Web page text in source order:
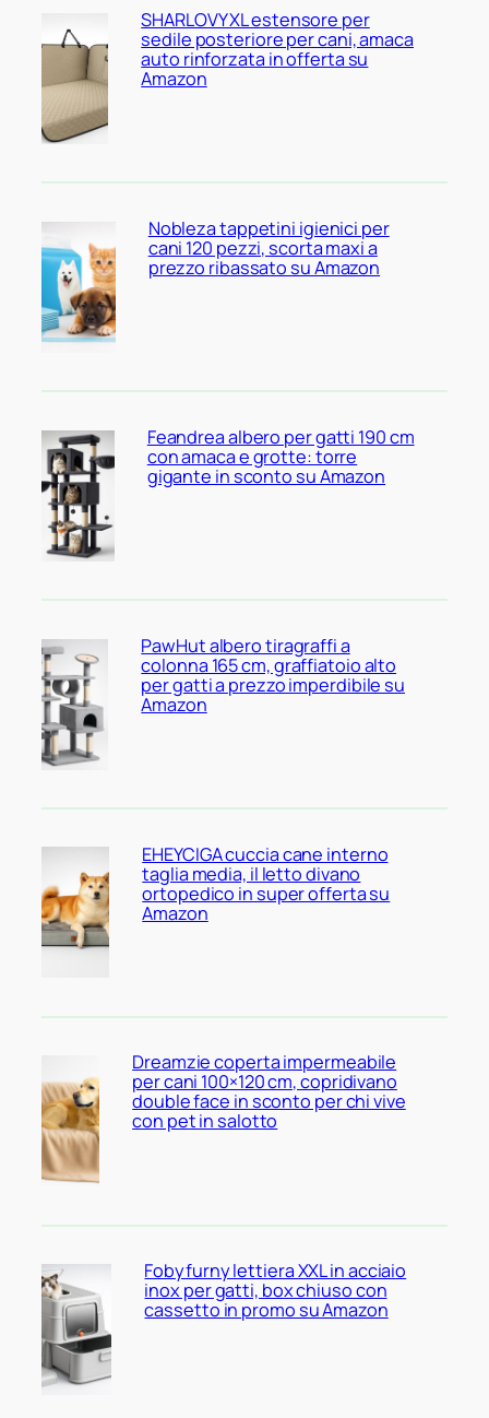
SHARLOVY XL estensore per
sedile posteriore per cani, amaca
auto rinforzata in offerta su
Amazon
Nobleza tappetini igienici per
cani 120 pezzi, scorta maxi a
prezzo ribassato su Amazon
Feandrea albero per gatti 190 cm
con amaca e grotte: torre
gigante in sconto su Amazon
PawHut albero tiragraffi a
colonna 165 cm, graffiatoio alto
per gatti a prezzo imperdibile su
Amazon
EHEYCIGA cuccia cane interno
taglia media, il letto divano
ortopedico in super offerta su
Amazon
Dreamzie coperta impermeabile
per cani 100×120 cm, copridivano
double face in sconto per chi vive
con pet in salotto
Fobyfurny lettiera XXL in acciaio
inox per gatti, box chiuso con
cassetto in promo su Amazon